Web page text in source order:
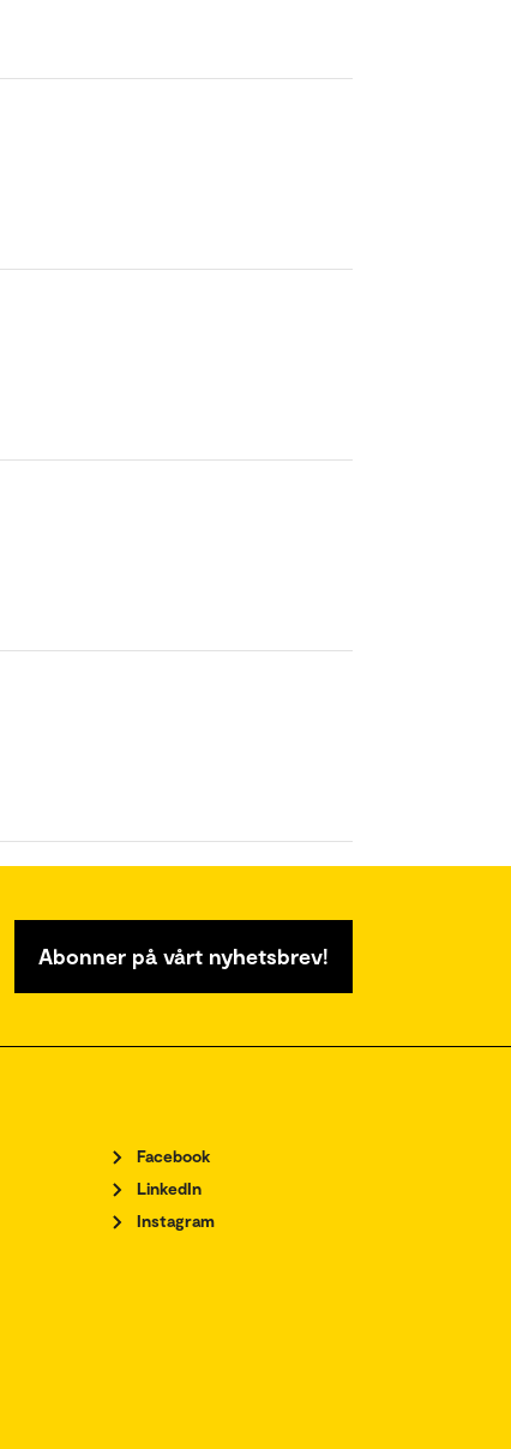
Abonner på vårt nyhetsbrev!
Facebook
LinkedIn
Instagram